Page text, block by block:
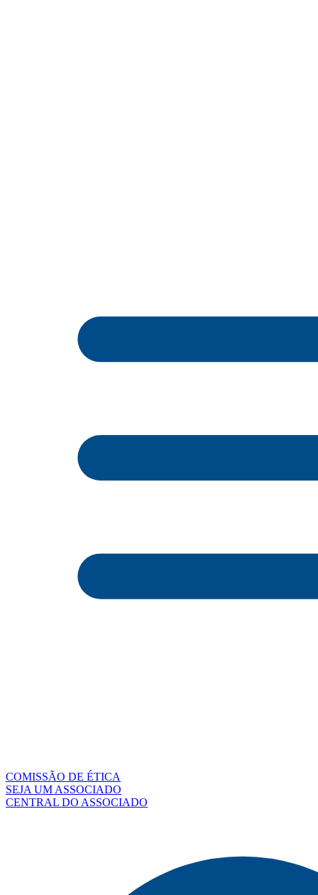
COMISSÃO DE ÉTICA
SEJA UM ASSOCIADO
CENTRAL DO ASSOCIADO